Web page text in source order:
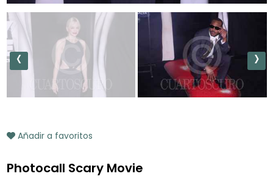
‹ ›
Añadir a favoritos
Photocall Scary Movie